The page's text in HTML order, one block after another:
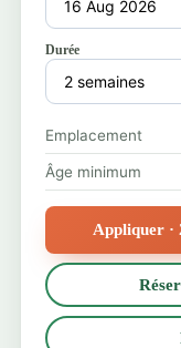
Durée
Emplacement
Âge minimum
Appliquer ·